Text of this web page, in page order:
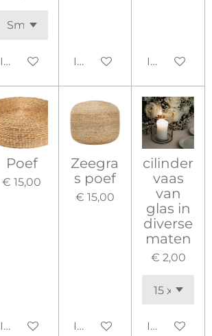
In winkelwagenIn winkelwagen
In
Poef
€ 15,00
In winkelwagen
Zeegra
s poef
€ 15,00
In winkelwagen
cilinder
vaas
van
glas in
diverse
maten
€ 2,00
In